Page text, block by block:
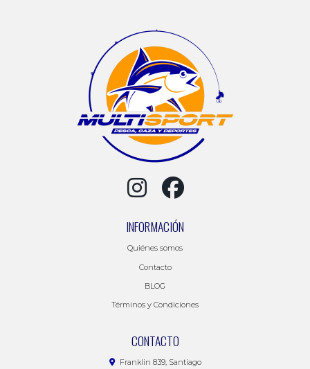
INFORMACIÓN
Quiénes somos
Contacto
BLOG
Términos y Condiciones
CONTACTO
Franklin 839, Santiago